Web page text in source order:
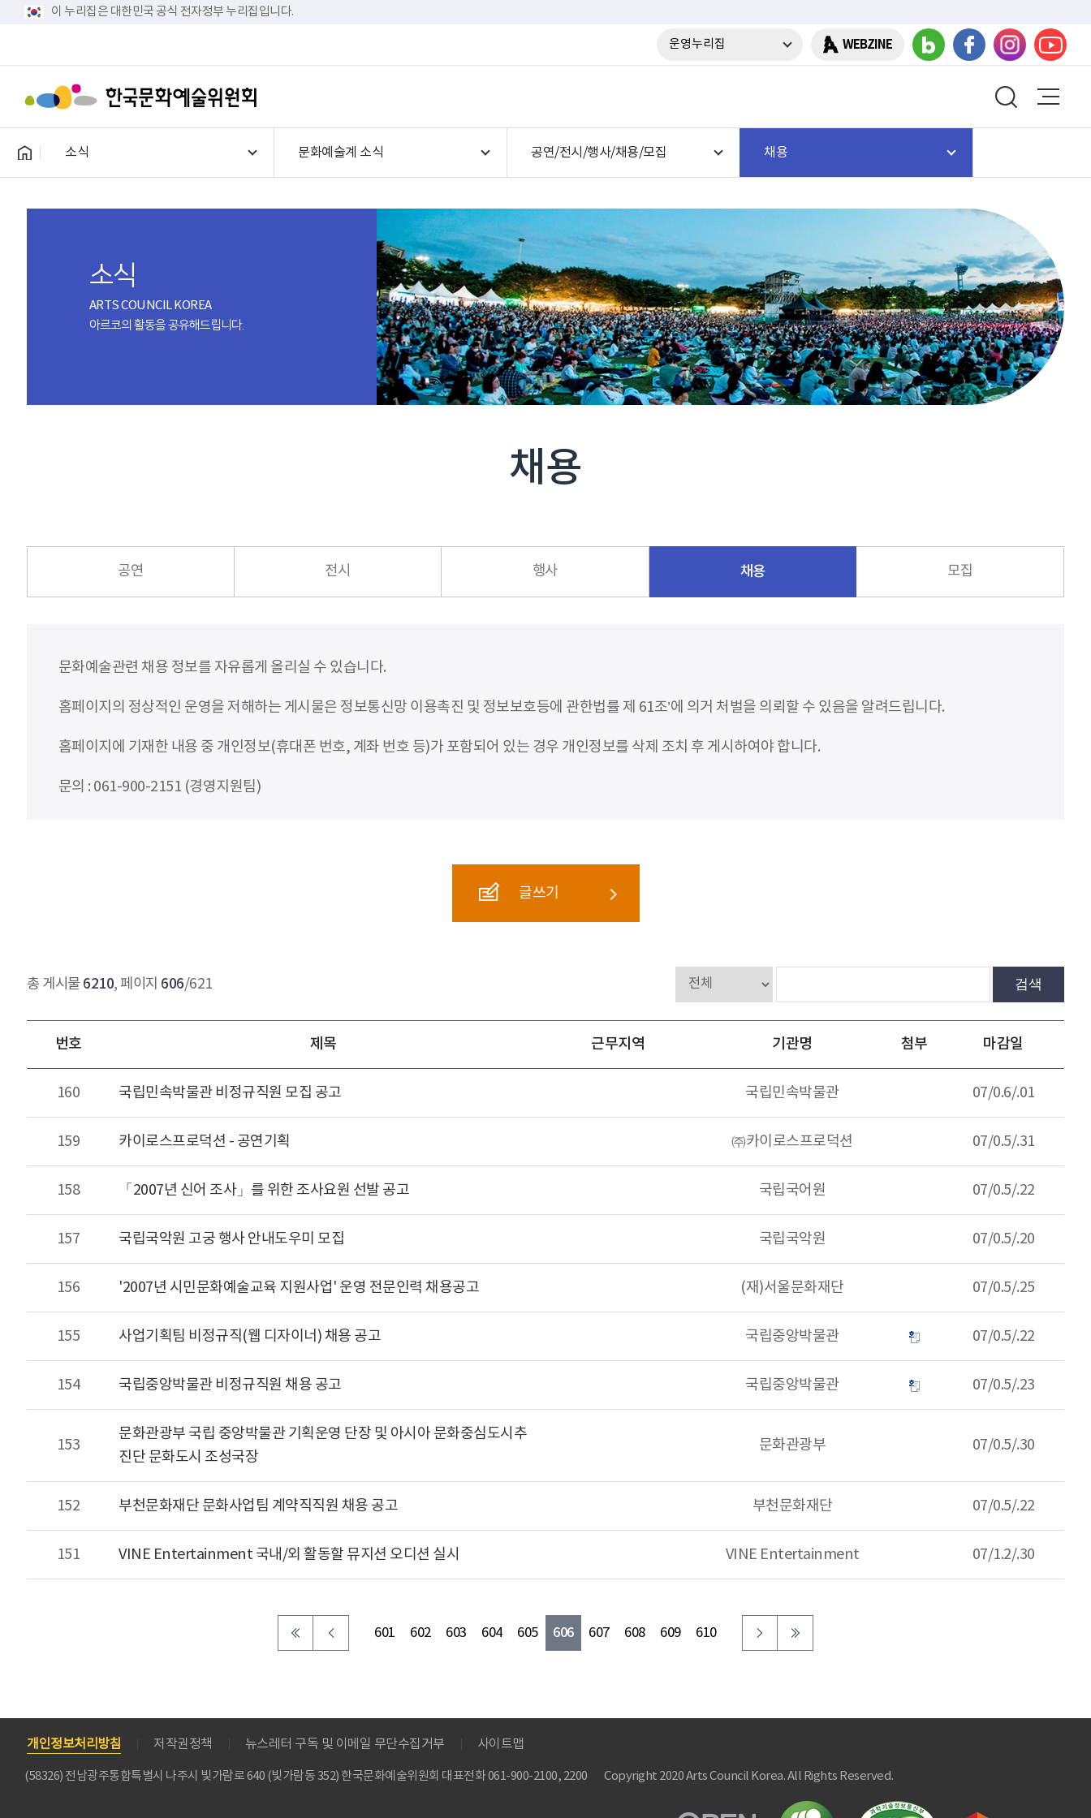
이 누리집은 대한민국 공식 전자정부 누리집입니다.
운영누리집 WEBZINE
소식 문화예술계 소식 공연/전시/행사/채용/모집 채용
소식
ARTS COUNCIL KOREA
아르코의 활동을 공유해드립니다.
채용
공연 전시 행사 채용 모집
문화예술관련 채용 정보를 자유롭게 올리실 수 있습니다.
홈페이지의 정상적인 운영을 저해하는 게시물은 정보통신망 이용촉진 및 정보보호등에 관한법률 제 61조’에 의거 처벌을 의뢰할 수 있음을 알려드립니다.
홈페이지에 기재한 내용 중 개인정보(휴대폰 번호, 계좌 번호 등)가 포함되어 있는 경우 개인정보를 삭제 조치 후 게시하여야 합니다.
문의 : 061-900-2151 (경영지원팀)
글쓰기
총 게시물 6210, 페이지 606/621 검색
번호 제목 근무지역 기관명 첨부 마감일
160 국립민속박물관 비정규직원 모집 공고 국립민속박물관 07/0.6/.01
159 카이로스프로덕션 - 공연기획 ㈜카이로스프로덕션 07/0.5/.31
158 「2007년 신어 조사」를 위한 조사요원 선발 공고 국립국어원 07/0.5/.22
157 국립국악원 고궁 행사 안내도우미 모집 국립국악원 07/0.5/.20
156 '2007년 시민문화예술교육 지원사업' 운영 전문인력 채용공고 (재)서울문화재단 07/0.5/.25
155 사업기획팀 비정규직(웹 디자이너) 채용 공고 국립중앙박물관 07/0.5/.22
154 국립중앙박물관 비정규직원 채용 공고 국립중앙박물관 07/0.5/.23
153
문화관광부 국립 중앙박물관 기획운영 단장 및 아시아 문화중심도시추
진단 문화도시 조성국장
문화관광부 07/0.5/.30
152 부천문화재단 문화사업팀 계약직직원 채용 공고 부천문화재단 07/0.5/.22
151 VINE Entertainment 국내/외 활동할 뮤지션 오디션 실시 VINE Entertainment 07/1.2/.30
601 602 603 604 605 606 607 608 609 610
개인정보처리방침 저작권정책 뉴스레터 구독 및 이메일 무단수집거부 사이트맵
(58326) 전남광주통합특별시 나주시 빛가람로 640 (빛가람동 352) 한국문화예술위원회 대표전화 061-900-2100, 2200 Copyright 2020 Arts Council Korea. All Rights Reserved.